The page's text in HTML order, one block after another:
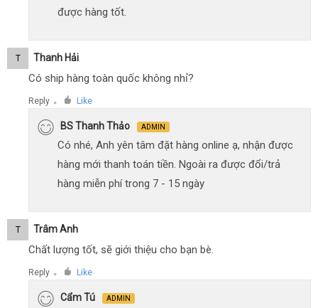
được hàng tốt.
T Thanh Hải
Có ship hàng toàn quốc không nhỉ?
Reply ● Like
BS Thanh Thảo ADMIN
Có nhé, Anh yên tâm đặt hàng online ạ, nhận được
hàng mới thanh toán tiền. Ngoài ra được đổi/trả
hàng miễn phí trong 7 - 15 ngày
T Trâm Anh
Chất lượng tốt, sẽ giới thiệu cho bạn bè.
Reply ● Like
Cẩm Tú ADMIN